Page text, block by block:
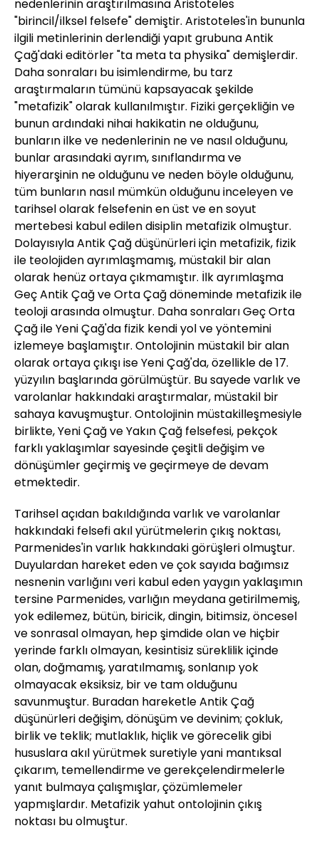
nedenlerinin araştırılmasına Aristoteles
"birincil/ilksel felsefe" demiştir. Aristoteles'in bununla
ilgili metinlerinin derlendiği yapıt grubuna Antik
Çağ'daki editörler "ta meta ta physika" demişlerdir.
Daha sonraları bu isimlendirme, bu tarz
araştırmaların tümünü kapsayacak şekilde
"metafizik" olarak kullanılmıştır. Fiziki gerçekliğin ve
bunun ardındaki nihai hakikatin ne olduğunu,
bunların ilke ve nedenlerinin ne ve nasıl olduğunu,
bunlar arasındaki ayrım, sınıflandırma ve
hiyerarşinin ne olduğunu ve neden böyle olduğunu,
tüm bunların nasıl mümkün olduğunu inceleyen ve
tarihsel olarak felsefenin en üst ve en soyut
mertebesi kabul edilen disiplin metafizik olmuştur.
Dolayısıyla Antik Çağ düşünürleri için metafizik, fizik
ile teolojiden ayrımlaşmamış, müstakil bir alan
olarak henüz ortaya çıkmamıştır. İlk ayrımlaşma
Geç Antik Çağ ve Orta Çağ döneminde metafizik ile
teoloji arasında olmuştur. Daha sonraları Geç Orta
Çağ ile Yeni Çağ'da fizik kendi yol ve yöntemini
izlemeye başlamıştır. Ontolojinin müstakil bir alan
olarak ortaya çıkışı ise Yeni Çağ'da, özellikle de 17.
yüzyılın başlarında görülmüştür. Bu sayede varlık ve
varolanlar hakkındaki araştırmalar, müstakil bir
sahaya kavuşmuştur. Ontolojinin müstakilleşmesiyle
birlikte, Yeni Çağ ve Yakın Çağ felsefesi, pekçok
farklı yaklaşımlar sayesinde çeşitli değişim ve
dönüşümler geçirmiş ve geçirmeye de devam
etmektedir.
Tarihsel açıdan bakıldığında varlık ve varolanlar
hakkındaki felsefi akıl yürütmelerin çıkış noktası,
Parmenides'in varlık hakkındaki görüşleri olmuştur.
Duyulardan hareket eden ve çok sayıda bağımsız
nesnenin varlığını veri kabul eden yaygın yaklaşımın
tersine Parmenides, varlığın meydana getirilmemiş,
yok edilemez, bütün, biricik, dingin, bitimsiz, öncesel
ve sonrasal olmayan, hep şimdide olan ve hiçbir
yerinde farklı olmayan, kesintisiz süreklilik içinde
olan, doğmamış, yaratılmamış, sonlanıp yok
olmayacak eksiksiz, bir ve tam olduğunu
savunmuştur. Buradan hareketle Antik Çağ
düşünürleri değişim, dönüşüm ve devinim; çokluk,
birlik ve teklik; mutlaklık, hiçlik ve görecelik gibi
hususlara akıl yürütmek suretiyle yani mantıksal
çıkarım, temellendirme ve gerekçelendirmelerle
yanıt bulmaya çalışmışlar, çözümlemeler
yapmışlardır. Metafizik yahut ontolojinin çıkış
noktası bu olmuştur.